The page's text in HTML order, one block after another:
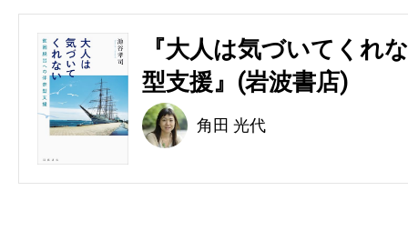
『大人は気づいてくれ
型支援』(岩波書店)
角田 光代